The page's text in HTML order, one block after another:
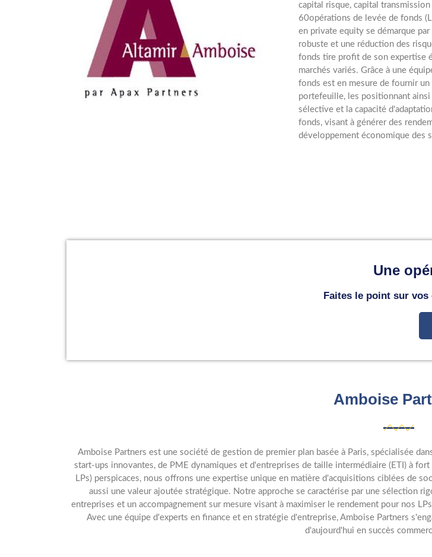
capital risque, capital
60opérations de levée de fonds
en private equity se démarque
robuste et une réduction des
fonds tire profit de son expertise
marchés variés. Grâce à une
fonds est en mesure de fournir
portefeuille, les positionnant
sélective et la capacité
fonds, visant à générer des
développement économique des
Une
Faites le point sur vos
Amboise
Amboise Partners est une société de gestion de premier plan basée à Paris, spécialisée
start-ups innovantes, de PME dynamiques et d'entreprises de taille intermédiaire (ETI) à
LPs) perspicaces, nous offrons une expertise unique en matière d'acquisitions ciblées de
aussi une valeur ajoutée stratégique. Notre approche se caractérise par une sélection
entreprises et un accompagnement sur mesure visant à maximiser le rendement pour nos
Avec une équipe d'experts en finance et en stratégie d'entreprise, Amboise Partners
d'aujourd'hui en succès